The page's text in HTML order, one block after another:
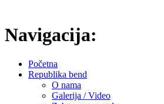
Navigacija:
Početna
Republika bend
O nama
Galerija / Video